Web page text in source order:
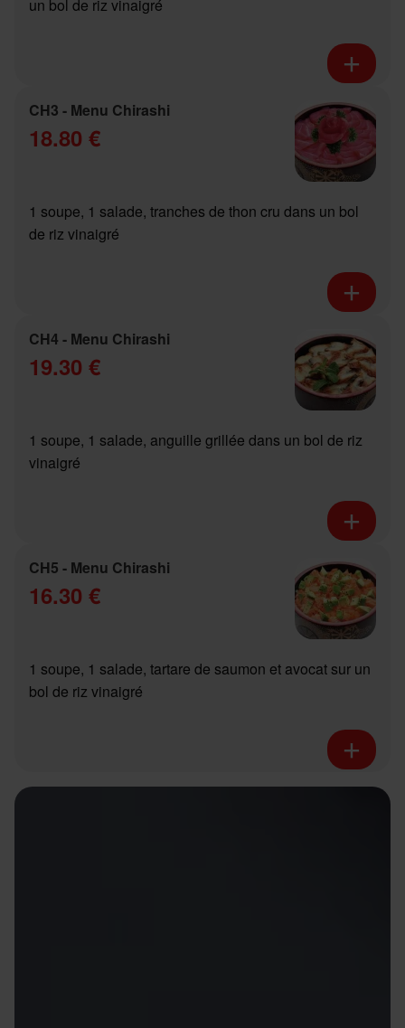
un bol de riz vinaigré
CH3 - Menu Chirashi
18.80 €
1 soupe, 1 salade, tranches de thon cru dans un bol
de riz vinaigré
CH4 - Menu Chirashi
19.30 €
1 soupe, 1 salade, anguille grillée dans un bol de riz
vinaigré
CH5 - Menu Chirashi
16.30 €
1 soupe, 1 salade, tartare de saumon et avocat sur un
bol de riz vinaigré